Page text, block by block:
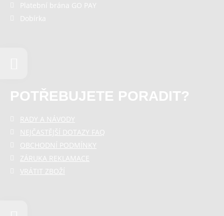
Platební brána GO PAY
Dobírka
POTŘEBUJETE PORADIT?
RADY A NÁVODY
NEJČASTĚJŠÍ DOTAZY FAQ
OBCHODNÍ PODMÍNKY
ZÁRUKA REKLAMACE
VRÁTIT ZBOŽÍ